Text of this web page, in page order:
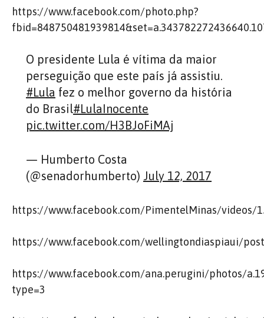
https://www.facebook.com/photo.php?
O presidente Lula é vítima da maior
perseguição que este país já assistiu.
#Lula fez o melhor governo da história
do Brasil#LulaInocente
pic.twitter.com/H3BJoFiMAj
— Humberto Costa
(@senadorhumberto) July 12, 2017
https://www.facebook.com/PimentelMinas/videos/
https://www.facebook.com/wellingtondiaspiaui/
https://www.facebook.com/ana.perugini/photos/
type=3